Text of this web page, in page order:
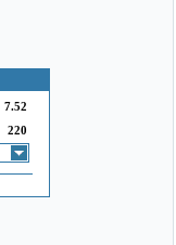
7.52
220